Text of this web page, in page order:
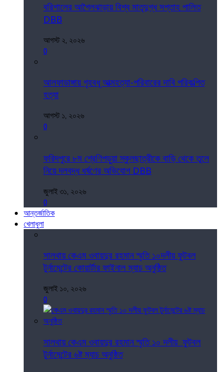
বরিশালের আগৈলঝাড়ায় বিশ্ব মাতৃদুগ্ধ সপ্তাহ পালিত
DBB
আগস্ট ২, ২০২৬
0
আলফাডাঙ্গায় গৃহবধূ আত্মহত্যা-পরিবারের দাবি পরিকল্পিত
হত্যা
আগস্ট ১, ২০২৬
0
ফরিদপুরে ৮ম শ্রেণিপড়ুয়া স্কুলছাত্রীকে বাড়ি থেকে তুলে
নিয়ে দলবদ্ধ ধর্ষণের অভিযোগ DBB
জুলাই ৩১, ২০২৬
0
আন্তর্জাতিক
খেলাধুলা
সালথায় কেএম ওবায়দুর রহমান স্মৃতি ১০দলীয় ফুটবল
টুর্নামেন্টের কোয়ার্টার ফাইনাল ম্যাচ অনুষ্ঠিত
জুলাই ১০, ২০২৬
0
সালথায় কেএম ওবায়দুর রহমান স্মৃতি ১০ দলীয় ফুটবল
টুর্নামেন্টের ৬ষ্ট ম্যাচ অনুষ্ঠিত